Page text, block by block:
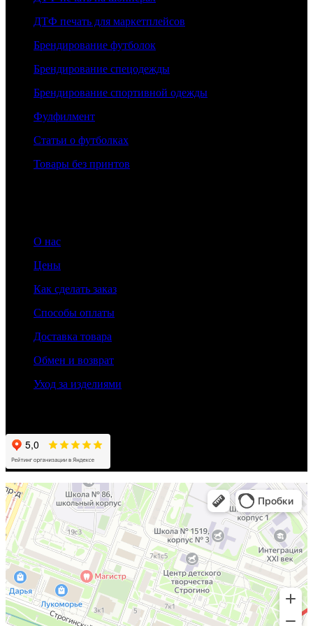
ДТФ печать для маркетплейсов
Брендирование футболок
Брендирование спецодежды
Брендирование спортивной одежды
Фулфилмент
Статьи о футболках
Товары без принтов
О нас
Цены
Как сделать заказ
Способы оплаты
Доставка товара
Обмен и возврат
Уход за изделиями